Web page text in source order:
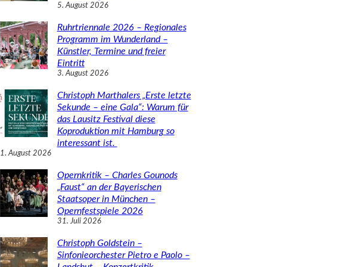
5. August 2026
Ruhrtriennale 2026 – Regionales
Programm im Wunderland –
Künstler, Termine und freier
Eintritt
3. August 2026
Christoph Marthalers „Erste letzte
Sekunde – eine Gala“: Warum für
das Lausitz Festival diese
Koproduktion mit Hamburg so
interessant ist.
1. August 2026
Opernkritik – Charles Gounods
„Faust“ an der Bayerischen
Staatsoper in München –
Opernfestspiele 2026
31. Juli 2026
Christoph Goldstein –
Sinfonieorchester Pietro e Paolo –